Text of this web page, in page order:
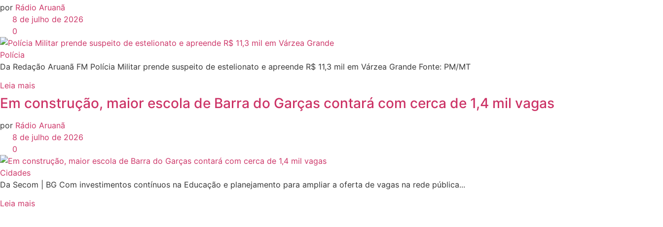
por Rádio Aruanã
8 de julho de 2026
0
Polícia
Da Redação Aruanã FM Polícia Militar prende suspeito de estelionato e apreende R$ 11,3 mil em Várzea Grande Fonte: PM/MT
Leia mais
Em construção, maior escola de Barra do Garças contará com cerca de 1,4 mil vagas
por Rádio Aruanã
8 de julho de 2026
0
Cidades
Da Secom | BG Com investimentos contínuos na Educação e planejamento para ampliar a oferta de vagas na rede pública...
Leia mais